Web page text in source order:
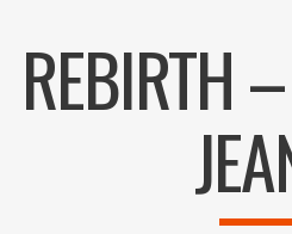
CONTACT
REBIRTH